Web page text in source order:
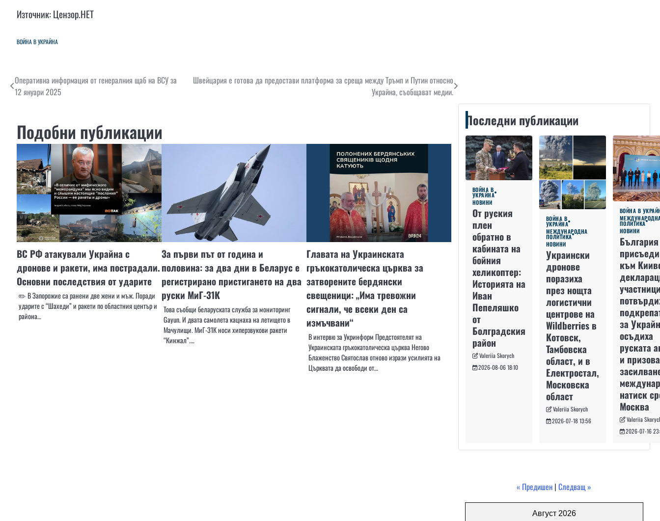
Източник: Цензор.НЕТ
ВОЙНА В УКРАЙНА
Навигация
Оперативна информация от генералния щаб на ВСУ за
12 януари 2025
Швейцария е готова да предостави платформа за среща между Тръмп и Путин относно
Украйна, съобщават медии.
Подобни публикации
ВС РФ атакували Украйна с
дронове и ракети, има пострадали.
Основни последствия от ударите
✏️ В Запорожие са ранени две жени и мъж. Поради
ударите с “Шахеди” и ракети по областния център и
района…
За първи път от година и
половина: за два дни в Беларус е
регистрирано пристигането на два
руски МиГ-31К
Това съобщи беларуската служба за мониторинг
Gayun. И двата самолета кацнаха на летището в
Мачулищи. МиГ-31К носи хиперзвукови ракети
“Кинжал”.…
Главата на Украинската
гръкокатолическа църква за
затворените бердянски
свещеници: „Има тревожни
сигнали, че всеки ден са
измъчвани“
В интервю за Укринформ Предстоятелят на
Украинската гръкокатолическа църква Негово
Блаженство Святослав отново изрази усилията на
Църквата да освободи от…
Последни публикации
ВОЙНА В
УКРАЙНА
НОВИНИ
От руския
плен
обратно в
кабината на
бойния
хеликоптер:
Историята на
Иван
Пепеляшко
от
Болградския
район
Valeriia Skorych
2026-08-06 18:10
ВОЙНА В
УКРАЙНА
МЕЖДУНАРОДНА
ПОЛИТИКА
НОВИНИ
Украински
дронове
поразиха
през нощта
логистични
центрове на
Wildberries в
Котовск,
Тамбовска
област, и в
Електростал,
Московска
област
Valeriia Skorych
2026-07-18 13:56
ВОЙНА В
ПОЛИТИКА
НОВИНИ
към
за
осъдиха
руската
и
натиск
Москва
Valeriia
2026-07-16
« Предишен |Следващ »
Август 2026